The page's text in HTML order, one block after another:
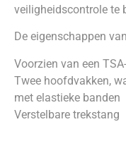
veiligheidscontrole te
De eigenschappen
Voorzien van een
Twee hoofdvakken,
met elastieke banden
Verstelbare trekstang